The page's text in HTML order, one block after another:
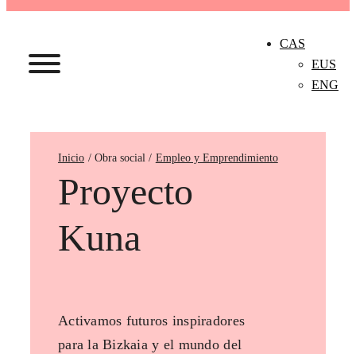
CAS
EUS
ENG
Inicio Empleo y Emprendimiento
Proyecto
Kuna
Activamos futuros inspiradores
para la Bizkaia y el mundo del